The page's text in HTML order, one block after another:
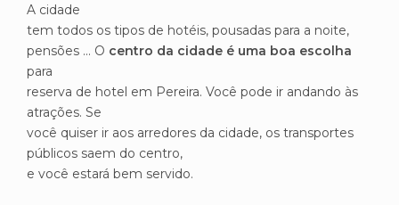
A cidade
tem todos os tipos de hotéis, pousadas para a noite,
pensões ... O centro da cidade é uma boa escolha
para
reserva de hotel em Pereira. Você pode ir andando às
atrações. Se
você quiser ir aos arredores da cidade, os transportes
públicos saem do centro,
e você estará bem servido.